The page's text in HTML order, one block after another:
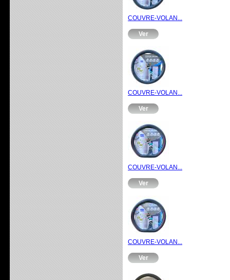
COUVRE-VOLAN...
Ver
COUVRE-VOLAN...
Ver
COUVRE-VOLAN...
Ver
COUVRE-VOLAN...
Ver